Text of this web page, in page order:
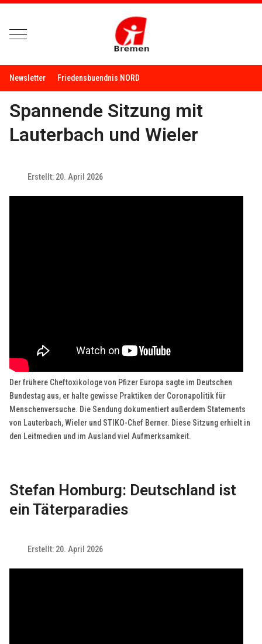
Mobile Menu Toggle
Newsletter Friedensbuendnis NORD
Spannende Sitzung mit
Lauterbach und Wieler
Erstellt: 20. April 2026
Der frühere Cheftoxikologe von Pfizer Europa sagte im Deutschen
Bundestag aus, er halte gewisse Praktiken der Coronapolitik für
Menschenversuche. Die Sendung dokumentiert außerdem Statements
von Lauterbach, Wieler und STIKO-Chef Berner. Diese Sitzung erhielt in
den Leitmedien und im Ausland viel Aufmerksamkeit.
Stefan Homburg: Deutschland ist
ein Täterparadies
Erstellt: 20. April 2026